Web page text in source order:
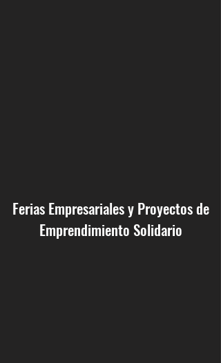
Ferias Empresariales y Proyectos de
Emprendimiento Solidario